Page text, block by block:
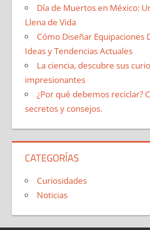
Día de Muertos en México:
Llena de Vida
Cómo Diseñar Equipaciones
Ideas y Tendencias Actuales
La ciencia, descubre sus
impresionantes
¿Por qué debemos reciclar?
secretos y consejos.
CATEGORÍAS
Curiosidades
Noticias